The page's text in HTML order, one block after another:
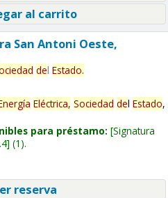
al carrito
San Antoni Oeste,
del Estado.
Eléctrica, Sociedad del Estado,
para préstamo: Signatura
(1).
reserva